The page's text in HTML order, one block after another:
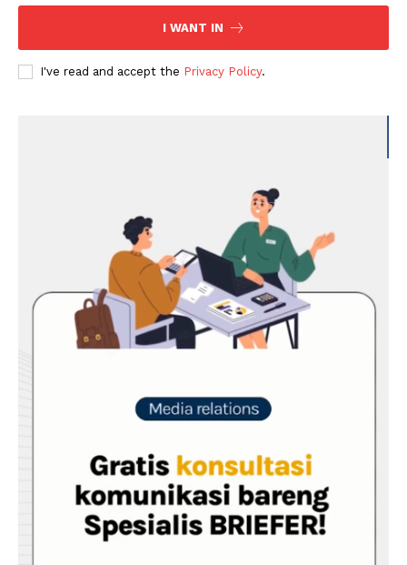
I WANT IN
I've read and accept the Privacy Policy.